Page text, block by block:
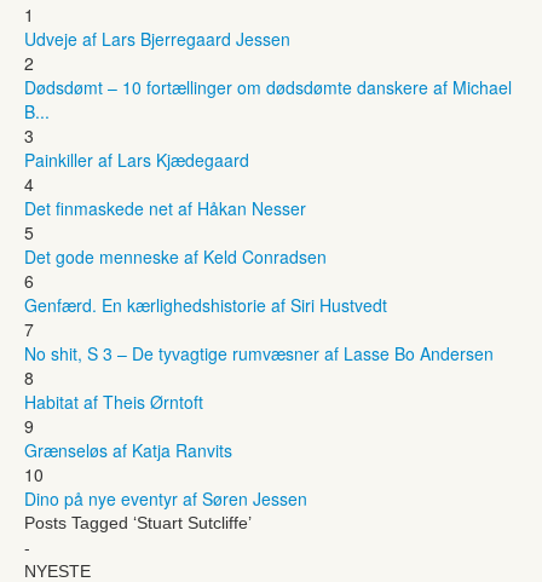
1
Udveje af Lars Bjerregaard Jessen
2
Dødsdømt – 10 fortællinger om dødsdømte danskere af Michael
B...
3
Painkiller af Lars Kjædegaard
4
Det finmaskede net af Håkan Nesser
5
Det gode menneske af Keld Conradsen
6
Genfærd. En kærlighedshistorie af Siri Hustvedt
7
No shit, S 3 – De tyvagtige rumvæsner af Lasse Bo Andersen
8
Habitat af Theis Ørntoft
9
Grænseløs af Katja Ranvits
10
Dino på nye eventyr af Søren Jessen
Posts Tagged ‘Stuart Sutcliffe’
-
NYESTE